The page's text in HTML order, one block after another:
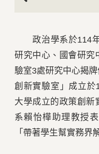
政治學系於114年
研究中心、國會研究
驗室3處研究中心揭
創新實驗室」成立於
大學成立的政策創新
系賴怡樺助理教授
「帶著學生幫實務界